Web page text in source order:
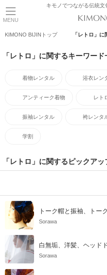
MENU
キモノでつながる伝統
KIMONO BIJINトップ 「レトロ」
「レトロ」に関するキーワード
着物レンタル 浴衣レン
アンティーク着物 レト
振袖レンタル 袴レンタ
学割
「レトロ」に関するピックアッ
トーク帽と振袖、トー
Sorawa
白無垢、洋髪、ヘッド
Sorawa